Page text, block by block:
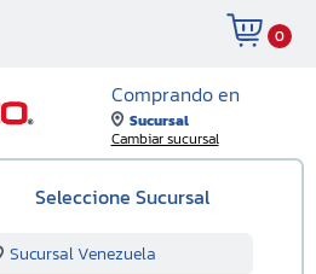
0
Comprando en
Sucursal
Cambiar sucursal
Seleccione Sucursal
Sucursal Venezuela